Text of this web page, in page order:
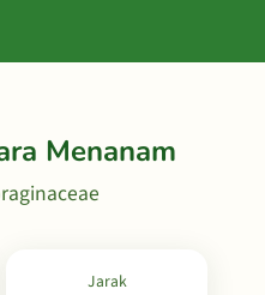
Menanam
Jarak